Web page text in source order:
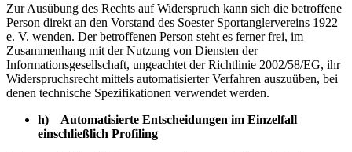
Zur Ausübung des Rechts auf Widerspruch kann sich die betroffene
Person direkt an den Vorstand des Soester Sportanglervereins 1922
e. V. wenden. Der betroffenen Person steht es ferner frei, im
Zusammenhang mit der Nutzung von Diensten der
Informationsgesellschaft, ungeachtet der Richtlinie 2002/58/EG, ihr
Widerspruchsrecht mittels automatisierter Verfahren auszuüben, bei
denen technische Spezifikationen verwendet werden.
h) Automatisierte Entscheidungen im Einzelfall
einschließlich Profiling